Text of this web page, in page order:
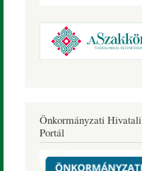
Önkormányzati Hivatali
Portál